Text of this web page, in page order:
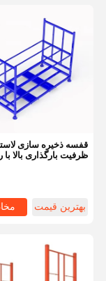
قفسه ذخیره سازی
ظرفیت بارگذاری بالا
بهترین قیمت